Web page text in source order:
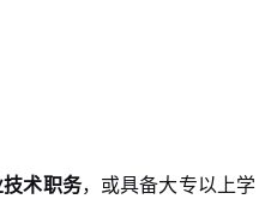
术职务，或具备大专以上学